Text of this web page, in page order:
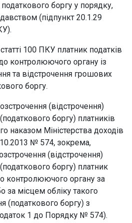
боргу у порядку,
(підпункт 20.1.29
100 ПКУ платник податків
контролюючого органу із
та відстрочення грошових
боргу.
(відстрочення)
боргу) платників
наказом Міністерства доходів
№ 574, зокрема,
(відстрочення)
боргу) платник
контролюючого органу за
за місцем обліку такого
(податкового боргу) з
1 до Порядку № 574).